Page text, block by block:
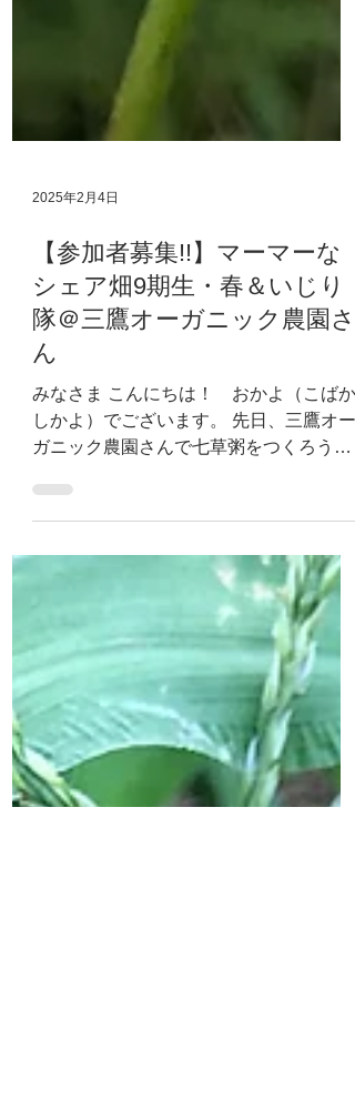
2025年2月4日
【参加者募集!!】マーマーな
隊＠三鷹オーガニック農園さ
ん
みなさま こんにちは！ おかよ（こばか
しましたら 七草がないっ！ 七草どころか
野草が見当たらないっ！ 去年は、ハコ
ベ・ナズナ・ホトケノザ、タンポポなど
が元気に芽吹いておりましたのに、今年
の畑は、カラス...